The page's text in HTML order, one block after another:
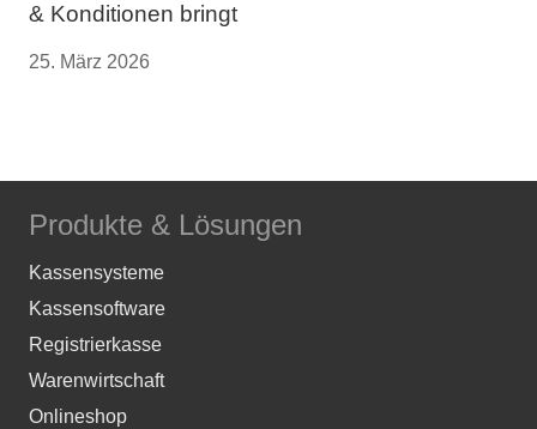
& Konditionen bringt
25. März 2026
Produkte & Lösungen
Kassensysteme
Kassensoftware
Registrierkasse
Warenwirtschaft
Onlineshop